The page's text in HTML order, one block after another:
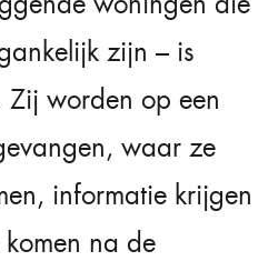
zijn – is
worden op een
waar ze
informatie krijgen
na de